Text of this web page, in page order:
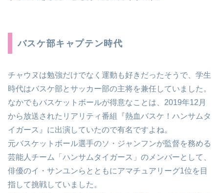
バスケ部キャプテン時代
チャウヌは勉強だけでなく運動も好きだったそうで、学生
時代はバスケ部とサッカー部の主将を兼任していました。
なかでもバスケットボールが得意なことは、2019年12月
から放送されたリアリティ番組『熱血バスケ！ハンサムタ
イガース』に出演していたので有名ですよね。
元バスケットボール選手のソ・ジャンフンが監督を務める
芸能人チーム「ハンサムタイガース」のメンバーとして、
俳優のイ・サンユンらとともにアマチュアリーグ1位を目
指して挑戦していました。